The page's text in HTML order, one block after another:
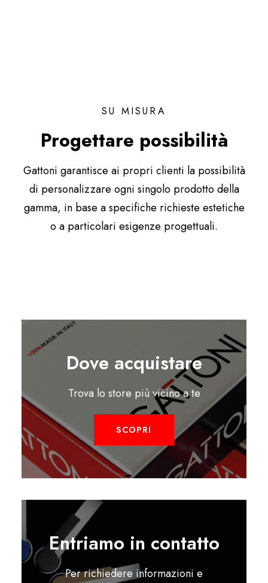
SU MISURA
Progettare possibilità
Gattoni garantisce ai propri clienti la possibilità
di personalizzare ogni singolo prodotto della
gamma, in base a specifiche richieste estetiche
o a particolari esigenze progettuali.
Dove acquistare
Trova lo store più vicino a te
SCOPRI
Entriamo in contatto
Per richiedere informazioni e